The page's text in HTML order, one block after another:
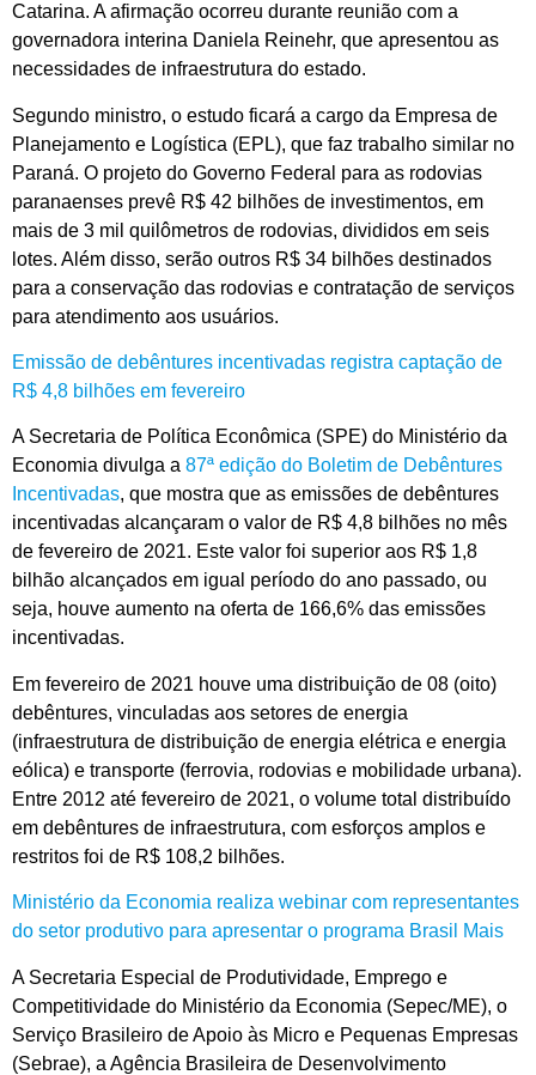
Catarina. A afirmação ocorreu durante reunião com a
governadora interina Daniela Reinehr, que apresentou as
necessidades de infraestrutura do estado.
Segundo ministro, o estudo ficará a cargo da Empresa de
Planejamento e Logística (EPL), que faz trabalho similar no
Paraná. O projeto do Governo Federal para as rodovias
paranaenses prevê R$ 42 bilhões de investimentos, em
mais de 3 mil quilômetros de rodovias, divididos em seis
lotes. Além disso, serão outros R$ 34 bilhões destinados
para a conservação das rodovias e contratação de serviços
para atendimento aos usuários.
Emissão de debêntures incentivadas registra captação de
R$ 4,8 bilhões em fevereiro
A Secretaria de Política Econômica (SPE) do Ministério da
Economia divulga a 87ª edição do Boletim de Debêntures
Incentivadas, que mostra que as emissões de debêntures
incentivadas alcançaram o valor de R$ 4,8 bilhões no mês
de fevereiro de 2021. Este valor foi superior aos R$ 1,8
bilhão alcançados em igual período do ano passado, ou
seja, houve aumento na oferta de 166,6% das emissões
incentivadas.
Em fevereiro de 2021 houve uma distribuição de 08 (oito)
debêntures, vinculadas aos setores de energia
(infraestrutura de distribuição de energia elétrica e energia
eólica) e transporte (ferrovia, rodovias e mobilidade urbana).
Entre 2012 até fevereiro de 2021, o volume total distribuído
em debêntures de infraestrutura, com esforços amplos e
restritos foi de R$ 108,2 bilhões.
Ministério da Economia realiza webinar com representantes
do setor produtivo para apresentar o programa Brasil Mais
A Secretaria Especial de Produtividade, Emprego e
Competitividade do Ministério da Economia (Sepec/ME), o
Serviço Brasileiro de Apoio às Micro e Pequenas Empresas
(Sebrae), a Agência Brasileira de Desenvolvimento